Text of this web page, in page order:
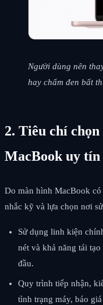
Người dùng nên
hay chấm đen bất
2. Tiêu chí
MacBook uy tín
Do màn hình MacBook
nhắc kỹ và lựa chọn nơi
Sử dụng linh kiện
nét và khả năng tái
đầu.
Quy trình tiếp nhận,
tình trạng máy, báo